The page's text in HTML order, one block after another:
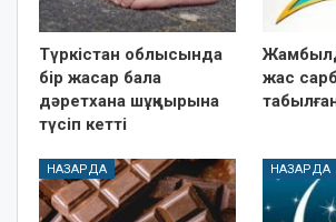
Түркістан облысында
бір жасар бала
дәретхана шұңқырына
түсіп кетті
жас
НАЗАРДА НАЗАРДА